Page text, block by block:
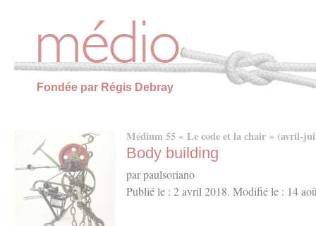
Fondée par Régis Debray
Médium 55 « Le code et la chair » (avril-
Body building
par paulsoriano
Publié le : 2 avril 2018. Modifié le : 14